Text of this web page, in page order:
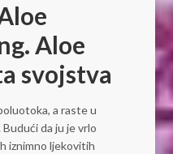
Aloe
svojstva
a raste u
da ju je vrlo
iznimno ljekovitih